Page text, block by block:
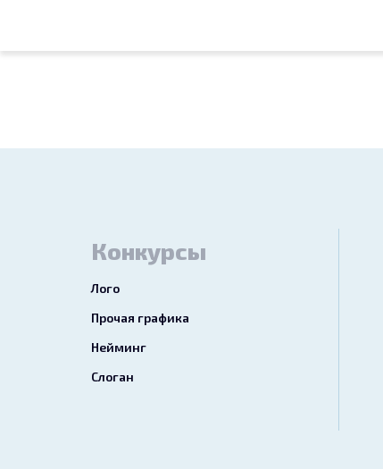
Конкурсы
Лого
Прочая графика
Нейминг
Слоган